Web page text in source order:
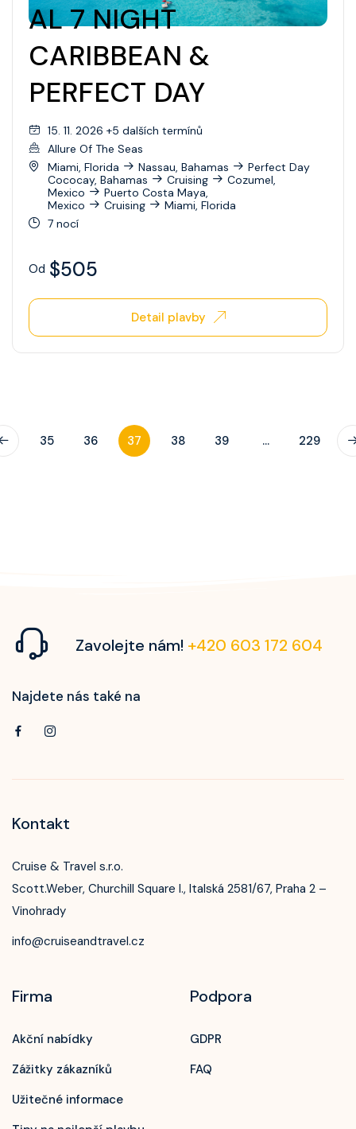
AL 7 NIGHT
CARIBBEAN &
PERFECT DAY
15. 11. 2026 +5 dalších termínů
Allure Of The Seas
Miami, Florida
Nassau, Bahamas
Perfect Day
Cococay, Bahamas
Cruising
Cozumel,
Mexico
Puerto Costa Maya,
Mexico
Cruising
Miami, Florida
7 nocí
Od $505
Detail plavby
35 36 37 38 39 ... 229
Zavolejte nám! +420 603 172 604
Najdete nás také na
Kontakt
Cruise & Travel s.r.o.
Scott.Weber, Churchill Square I., Italská 2581/67, Praha 2 –
Vinohrady
info@cruiseandtravel.cz
Firma
Akční nabídky
Zážitky zákazníků
Užitečné informace
Podpora
GDPR
FAQ